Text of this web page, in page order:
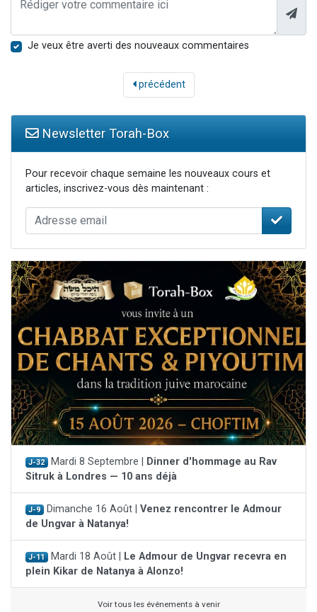
Je veux être averti des nouveaux commentaires
précédent
Newsletter Torah-Box
Pour recevoir chaque semaine les nouveaux cours et
articles, inscrivez-vous dès maintenant :
J-32 Mardi 8 Septembre |
Dinner d'hommage au Rav
Sitruk à Londres — 10 ans déjà
J-9 Dimanche 16 Août | Venez rencontrer le Admour
de Ungvar à Natanya!
J-11 Mardi 18 Août |
Le Admour de Ungvar recevra en
plein Kikar de Natanya à Alonzo!
Voir tous les événements à venir